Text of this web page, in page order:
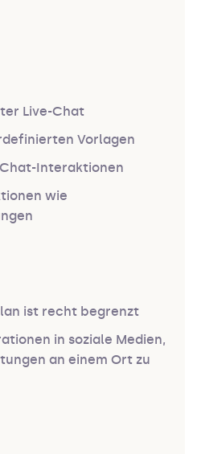
Live-Chat
Vorlagen
Interaktionen
wie
ist recht begrenzt
in soziale Medien,
an einem Ort zu